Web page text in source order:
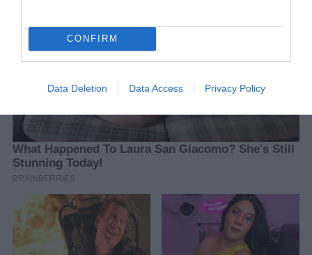
CONFIRM
Data Deletion Data Access Privacy Policy